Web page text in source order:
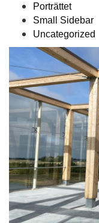
Porträttet
Small Sidebar
Uncategorized